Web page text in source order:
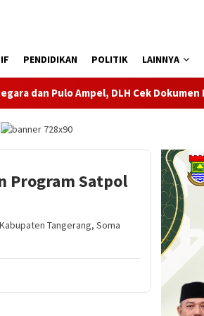
PENDIDIKAN POLITIK LAINNYA
Cek Dokumen Perizinan Perusahaan
Program Satpol
Kabupaten Tangerang, Soma